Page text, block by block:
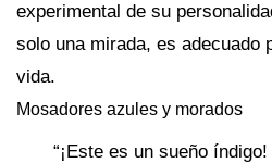
experimental de su
solo una mirada, es adecuado
vida.
Mosadores azules y morados
“¡Este es un sueño